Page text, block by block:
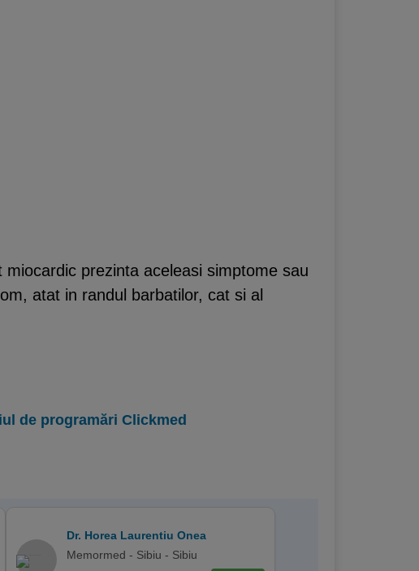
prezinta aceleasi simptome sau
atat in randul barbatilor, cat si al
de programări Clickmed
Dr. Horea Laurentiu Onea
Memormed - Sibiu - Sibiu